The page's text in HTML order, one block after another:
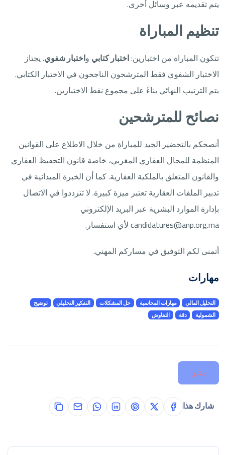
يتم تقديمه عبر وسائل أخرى.
تنظيم المباراة
تتكون المباراة من اختبارين:اختبار كتابي واختبار شفوي. يجتاز
الاختبار الشفوي فقط المترشحون الناجحون في الاختبار الكتابي.
يتم الترتيب النهائي بناءً على مجموع نقط الاختبارين.
نصائح للمترشحين
أنصحكم بالتحضير الجيد للمباراة من خلال الاطلاع على القوانين
المنظمة للمجال العقاري المغربي، خاصة قانون التحفيظ العقاري
والقانون المتعلق بالملكية العقارية. كما أن الخبرة الميدانية في
تدبير الملفات العقارية تعتبر ميزة كبيرة. لا تترددوا في الاتصال
بإدارة الموارد البشرية عبر البريد الإلكتروني
candidatures@anp.org.ma لأي استفسار.
أتمنى لكم التوفيق في مساركم المهني.
مهارات
التحليل المالي مهارات المحاسبة حل المشكلات التفكير التحليلي
توضيح
الشمولية
دقة التفاوض
مغلق
شارك هذا